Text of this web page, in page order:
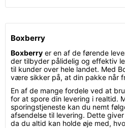
Boxberry
Boxberry er en af de førende
der tilbyder pålidelig og effektiv
til kunder over hele landet. Med
være sikker på, at din pakke når
En af de mange fordele ved at
for at spore din levering i realtid.
sporingstjeneste kan du nemt
afsendelse til levering. Dette
da du altid kan holde øje med,